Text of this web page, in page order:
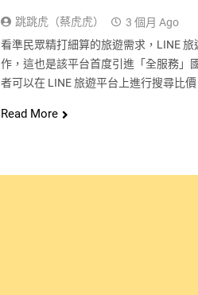
跳跳虎（蔡虎虎）
3 個月 Ago
看準民眾精打細算的旅遊需求，LINE
作，這也是該平台首度引進「全服務」
者可以在 LINE 旅遊平台上進行搜尋比
Read More